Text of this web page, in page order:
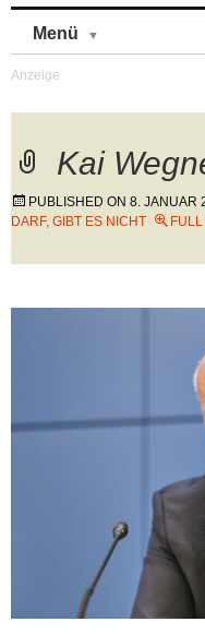
Menü
Kai
PUBLISHED ON 8. JANUAR
DARF, GIBT ES NICHT